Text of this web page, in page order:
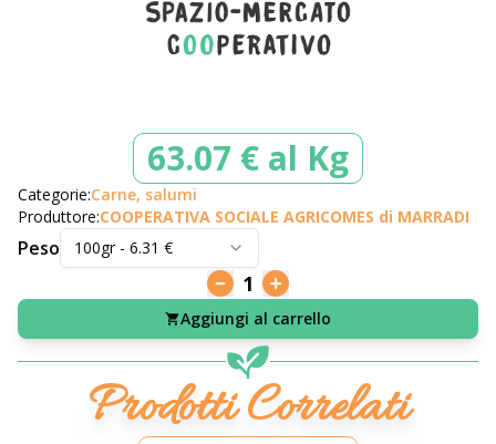
63.07 € al Kg
Categorie:Carne, salumi
Produttore:COOPERATIVA SOCIALE AGRICOMES di MARRADI
Peso 100gr- 6.31 €
1
Aggiungi al carrello
Prodotti Correlati